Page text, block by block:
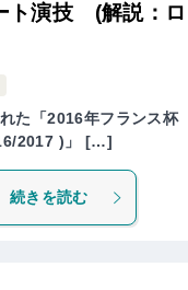
ト演技 (解説：ロ
た「2016年フランス杯
2017 )」 […]
続きを読む